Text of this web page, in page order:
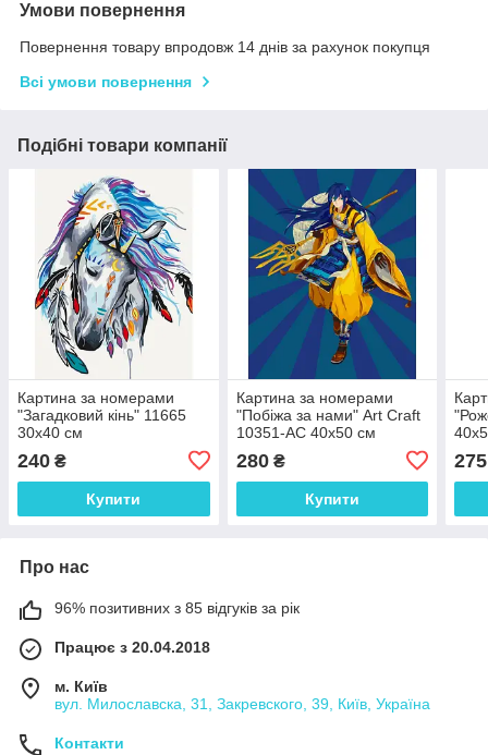
Умови повернення
Повернення товару впродовж 14 днів за рахунок покупця
Всі умови повернення
Подібні товари компанії
Картина за номерами
"Загадковий кінь" 11665
30х40 см
240 ₴
Купити
Картина за номерами
"Побіжа за нами" Art Craft
10351-AC 40х50 см
280₴
Купити
275
Про нас
96% позитивних з 85 відгуків за рік
Працює з 20.04.2018
м. Київ
вул. Милославска, 31, Закревского, 39, Київ, Україна
Контакти